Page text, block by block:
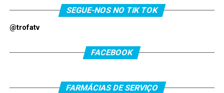
SEGUE-NOS NO TIK TOK
@trofatv
FACEBOOK
FARMÁCIAS DE SERVIÇO